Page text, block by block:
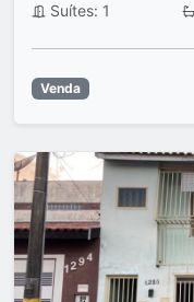
Suítes: 1
Venda